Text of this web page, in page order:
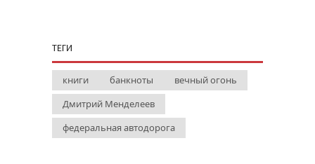
ТЕГИ
книги банкноты
вечный огонь
Дмитрий Менделеев
федеральная автодорога